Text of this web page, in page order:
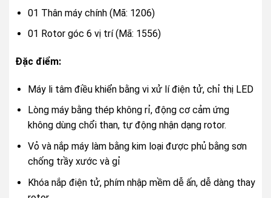
01 Thân máy chính (Mã: 1206)
01 Rotor góc 6 vị trí (Mã: 1556)
Đặc điểm:
Máy li tâm điều khiển bằng vi xử lí điện tử, chỉ thị LED
Lòng máy bằng thép không rỉ, động cơ cảm ứng
không dùng chổi than, tự động nhận dạng rotor.
Vỏ và nắp máy làm bằng kim loại được phủ bằng sơn
chống trầy xước và gỉ
Khóa nắp điện tử, phím nhập mềm dễ ấn, dễ dàng thay